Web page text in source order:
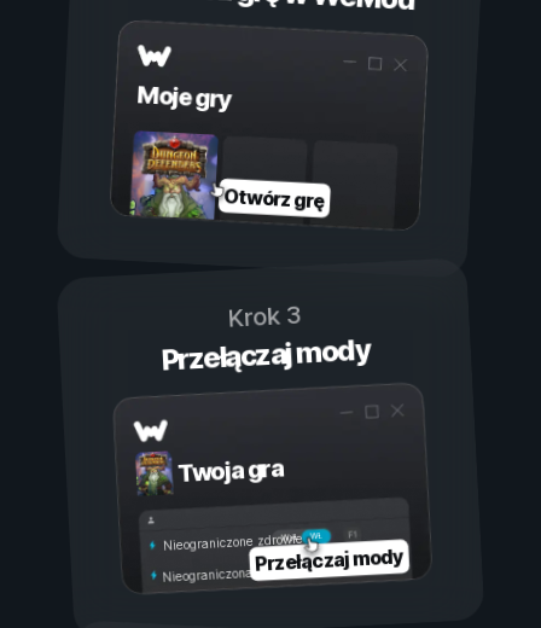
Moje gry
Otwórz grę
Krok 3
Przełączaj mody
Twoja gra
Wł.
Wył.
Nieograniczone zdrowie
Nieograniczona wytrzymałość
Przełączaj mody